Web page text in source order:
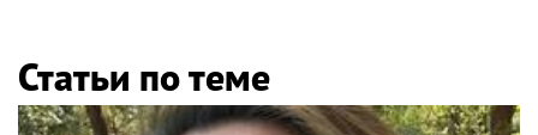
Статьи по теме